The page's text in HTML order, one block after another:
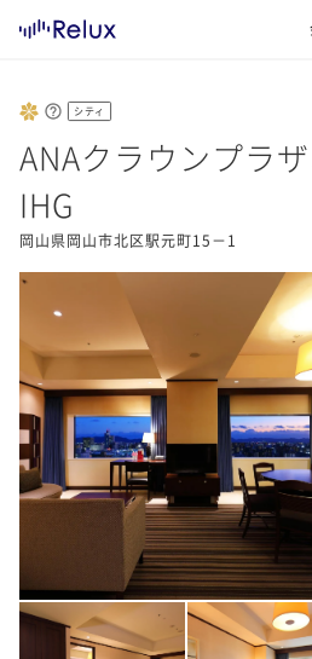
シティ
ANAクラウンプラ
IHG
岡山県岡山市北区駅元町15－1